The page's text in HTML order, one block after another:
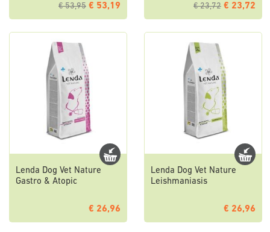
€ 53,95 € 53,19 € 23,72 € 23,72
Lenda Dog Vet Nature
Gastro & Atopic
€ 26,96
Lenda Dog Vet Nature
Leishmaniasis
€ 26,96